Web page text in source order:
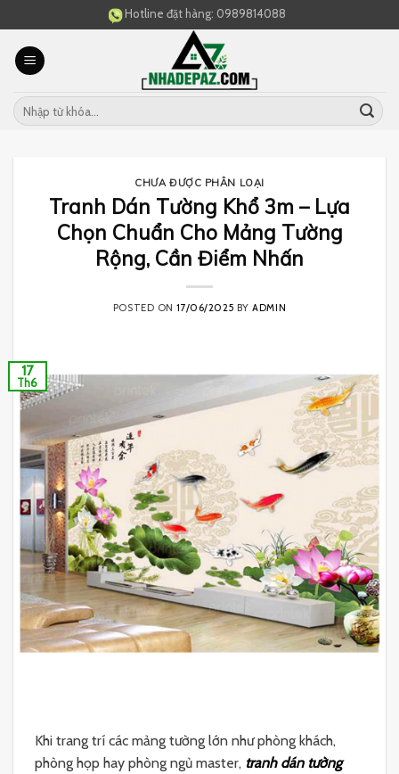
to
content
Hotline đặt hàng: 0989814088
CHƯA ĐƯỢC PHÂN LOẠI
Tranh Dán Tường Khổ 3m – Lựa
Chọn Chuẩn Cho Mảng Tường
Rộng, Cần Điểm Nhấn
POSTED ON17/06/2025 BYADMIN
17
Th6
Khi trang trí các mảng tường lớn như phòng khách,
phòng họp hay phòng ngủ master, tranh dán tường